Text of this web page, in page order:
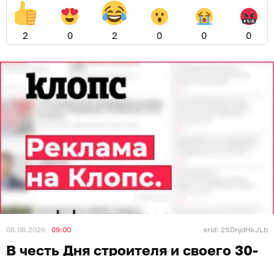
2 0 2 0 0 0
08.08.2026 09:00 erid: 2SDnjdHkJLb
В честь Дня строителя и своего 30-